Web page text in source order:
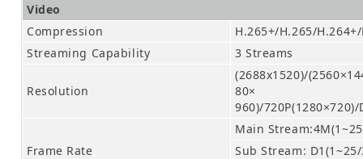
Video
Compression
H.265+/H.265/
Streaming Capability
3 Streams
Resolution
(2688x1520)/
80×
960)/
Frame Rate
Main
Sub Stream: